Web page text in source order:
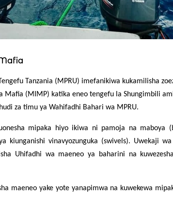
Tanzania (MPRU) imefanikiwa kukamilisha
Mafia (MIMP) katika eneo tengefu la Shungimbili
za timu ya Wahifadhi Bahari wa MPRU.
mipaka hiyo ikiwa ni pamoja na maboya
kiunganishi vinavyozunguka (swivels). Uwekaji
Uhifadhi wa maeneo ya baharini na
maeneo yake yote yanapimwa na kuwekewa